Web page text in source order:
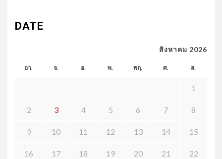
DATE
สิงหาคม 2026
อา. จ. อ. พ. พฤ. ศ. ส.
1
2 3 4 5 6 7 8
9 10 11 12 13 14 15
16 17 18 19 20 21 22